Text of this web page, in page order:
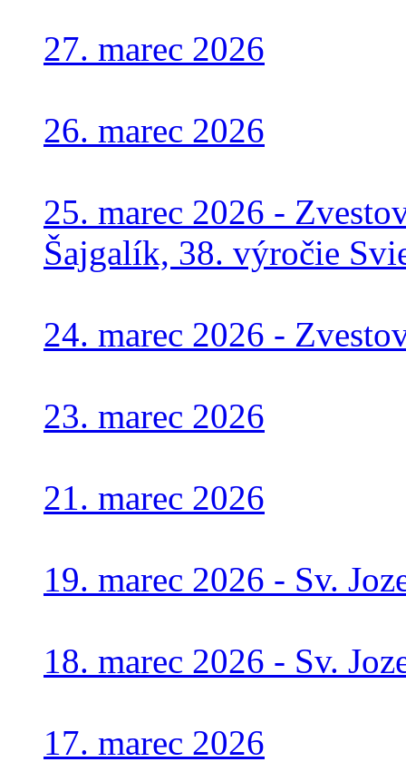
27. marec 2026
26. marec 2026
25. marec 2026 -
Šajgalík, 38. výročie
24. marec 2026 -
23. marec 2026
21. marec 2026
19. marec 2026 - Sv.
18. marec 2026 - Sv.
17. marec 2026